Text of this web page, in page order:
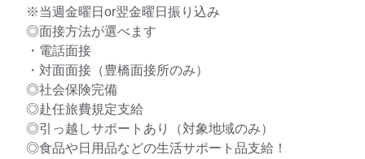
※当週金曜日or翌金曜日振り込み
◎面接方法が選べます
・電話面接
・対面面接（豊橋面接所のみ）
◎社会保険完備
◎赴任旅費規定支給
◎引っ越しサポートあり（対象地域のみ）
◎食品や日用品などの生活サポート品支給！